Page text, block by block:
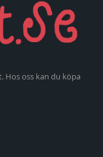
Hos oss kan du köpa